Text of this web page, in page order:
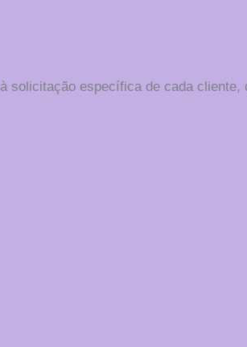
solicitação específica de cada